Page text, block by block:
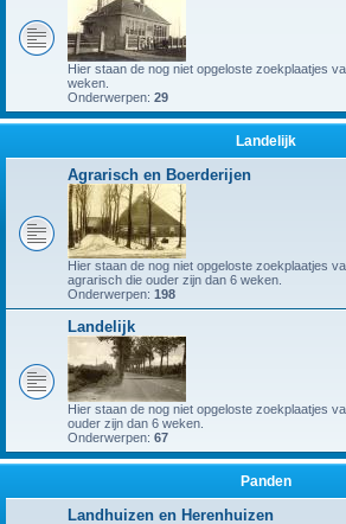
Hier staan de nog niet opgeloste zoekplaatjes
weken.
Onderwerpen: 29
Landelijk
Agrarisch en Boerderijen
Hier staan de nog niet opgeloste zoekplaatjes
agrarisch die ouder zijn dan 6 weken.
Onderwerpen: 198
Landelijk
Hier staan de nog niet opgeloste zoekplaatjes
ouder zijn dan 6 weken.
Onderwerpen: 67
Panden
Landhuizen en Herenhuizen